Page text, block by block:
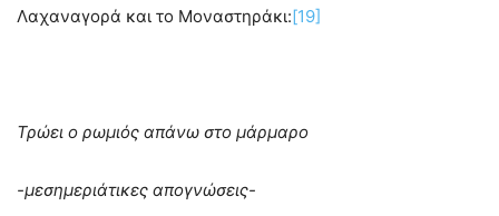
Λαχαναγορά και το Μοναστηράκι:[19]
Τρώει ο ρωμιός απάνω στο μάρμαρο
-μεσημεριάτικες απογνώσεις-